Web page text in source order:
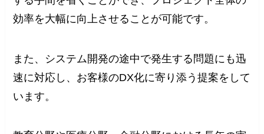
効率を大幅に向上させることが可能です。
また、システム開発の途中で発生する問題にも迅
速に対応し、お客様のDX化に寄り添う提案をして
います。